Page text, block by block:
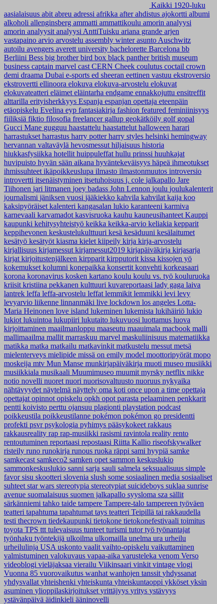
Kaikki 1920-luku
aasialaisuus abit abreu adressi afrikka afterahdistus ajokortti albumi
alkoholi allenginsberg ammatti ammattikoulu amorin analyysi
amorin analyysit analyysi AnttiTuisku ariana grande arjen
vastapaino arvio arvostelu assembly winterasunto Auschwitz
autoilu avengers averett university bachelorette Barcelona bb
Berliini Bess big brotherbird box black pantherbritish museum
business captain marvel cast CERN Cheek coulutus coctail crown
demi draama Dubai e-sports ed sheeran eettinen vastuu ekstroversio
ekstrovertti ellinoora elokuva elokuva-arvostelu elokuvat
elokuvateatteri eläimet eläintarha endgame ennakkojuttu ensitreffit
alttarilla erityisherkkyys Espanja espanjan opettaja eteenpäin
etäopiskelu Evelina eyp fantasiakirja fashion featured feminiinisyys
fiiliksiä fiktio filosofia freelancer gallup geokätköily golf gopal
Gucci Mane gugguu haastattelu haastattelut halloween harari
harrastukset harrastus harry potterharry styles helsinki hemingway
hervannan valtaväylä hevosmessut hiljaisuus historia
hiukkasfysiikka hotellit huippuleffat hullu prinssi huuhkajat
huvipuisto hyvän sään aikana hyväntekeväisyys häpeä ihmeotukset
ihmissuhteet ikäpoikkeuslupa ilmasto ilmastonmuutos introversio
introvertti itsenäistyminen itsetuhoisuus j. cole jalkapallo Jare
Tiihonen jari litmanen joey badass John Lennon joulu joulukalenterit
journalismi jäniksen vuosi jääkiekko kahvila kahvilat kaija koo
kaksipyöräiset kalenteri kangasalan lukio karanteeni karmiva
karnevaali karvamadot kasvisruoka kauhu kauneusihanteet Kauppi
kaupunki kehitysyhteistyö keikka keikka-arvio keliakia kepparit
keppihevonen keskustelukulttuuri kesä kesäduuni kesälaitumet
kesätyö kesätyöt kiasma kielet kiipeily kirja kirja-arvostelu
kirjallisuus kirjamessut kirjamessut2019 kirjapäiväkirja kirjasarja
kirjat kirjoitustenjälkeen kirpparit kirpputorit kissa kissojen yö
kokemukset kolumni konepaikka konsertit konvehti korkeasaari
korona koronavirus kosken kartano koulu koulu vs. työ kouluruoka
kriisit kristiina pekkanen kulttuuri kuvareportaasi lady gaga laiva
lantrek leffa leffa-arvostelu leffat lemmikit lemmikki levi levy
levyarvio liikenne linnanmäki live lockdown los angeles Lotta-
Maria Heinonen love island lukeminen lukemista lukihäiriö lukio
lukiot lukuintoa lukupiiri lukutaito lukuvuosi luottamus luova
kirjoittaminen maailmanloppu maaseutu maauimala macbook malli
mallimaailma mallit marraskuu marvel maskuliinisuus matematiikka
matikka matka matkailu matkavinkit matkustelu messut metsä
mielenterveys mielipide missä on emily model moottoripyörät mopo
moskeija mtv Mun Manse munkirjapäiväkirja muoti museo musiikki
musiikkiala musikaali Muumimuseo muumit myrsky netflix nikke
notio novelli nuoret nuori nuorisovaltuusto nuoruus nykyaika
nähtävyydet näytelmä näyttely oma koti once upon a time opettaja
opettajat opinnot opiskelu opkh opot parasta pelaaminen penkkarit
pentti koivisto perttu ojansuu plagionti playstation podcast
poikkeustila poikkeustilanne pokémon pokémon go presidentti
profekti psvrpsykologia pyhimys pääsykokeet rakkaus
rakkausreality rap rap-musiikki rasismi ravintola reality rento
rentoutuminen reportaasi repostaasi Riitta Kallio riseofskywalker
risteily runo runokirja runous ruoka räppi sami hyypiä samke
samkecast samkeco2 samken opet sammon keskuslukio
sammonkeskuslukio sanni sarja sauli salmela seksuaalisuus simple
favorsisu skootteri slovenia slush some sosiaalinen media sosiaaliset
suhteet star wars stereotypia stereotypiat suicideboys suklaa sunrise
avenue suomalaisuus suomen jalkapallo syysloma sza sällit
särkänniemi tahko taide tampere Tampere-talo tampereen työväen
teatteri tapahtuma tapahtumat tays teatteri Teipillä tai rakkaudella
testi thecrown tiedekaupunki tietokone tietokonefestivaali toimitus
toyota TPS ttt tulevaisuus tunteet turismi tutortyö työnantajat
työnhaku työntekijä ulkoilma ulkomailla unelma ura urheilu
urheilulinja USA uskonto vaalit vaihto-opiskelu vaikuttaminen
valmistuminen valokuvaus vapaa-aika varusteleka venom Verso
videoblogi vieläjaksaa vierailu Viikinsaari vinkit vintage vlogi
Vuonna 85 vuorovaikutus wanhat wanhojen tanssit yhdyssanat
yhdysvallat yhteishenki yhteiskunta yhteiskuntaoppi ykköset yksin
asuminen ylioppilaskirjoitukset yrittäjyys yritys ystävyys
ystävänpäivä äidinkieli ääninovelli